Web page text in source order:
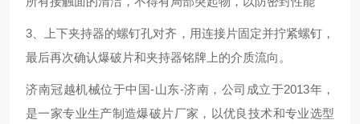
3、上下夹持器的螺钉孔对齐，用连接片固定并拧紧螺钉，
最后再次确认爆破片和夹持器铭牌上的介质流向。
济南冠越机械位于中国-山东-济南，公司成立于2013年，
是一家专业生产制造爆破片厂家，以优良技术和专业选型